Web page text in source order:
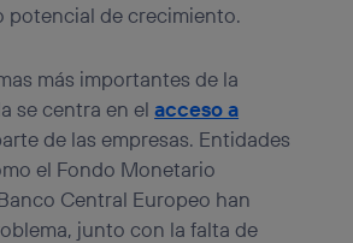
potencial de crecimiento.
más importantes de la
se centra en el acceso a
de las empresas. Entidades
el Fondo Monetario
Central Europeo han
junto con la falta de